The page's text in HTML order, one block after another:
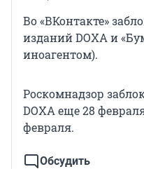
Во «ВКонтакте»
изданий DOXA и
иноагентом).
Роскомнадзор
DOXA еще 28
февраля.
Обсудить